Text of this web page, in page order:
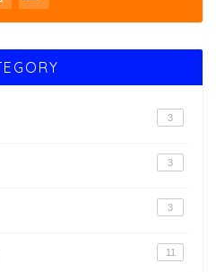
3
3
3
11